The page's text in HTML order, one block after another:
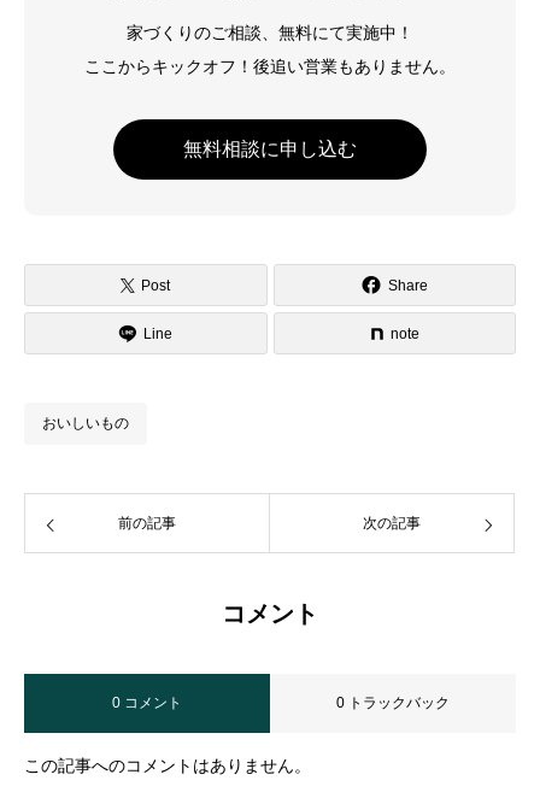
家づくりのご相談、無料にて実施中！
ここからキックオフ！後追い営業もありません。
無料相談に申し込む
Post Share
Line note
おいしいもの
前の記事 次の記事
コメント
0 コメント 0 トラックバック
この記事へのコメントはありません。